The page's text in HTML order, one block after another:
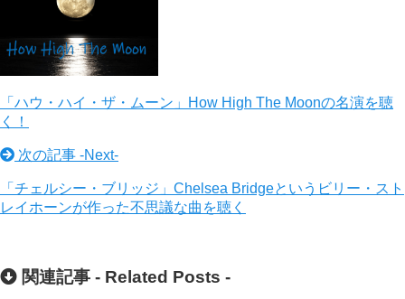
「ハウ・ハイ・ザ・ムーン」How High The Moonの名演を聴
く！
次の記事 -Next-
「チェルシー・ブリッジ」Chelsea Bridgeというビリー・スト
レイホーンが作った不思議な曲を聴く
関連記事 - Related Posts -